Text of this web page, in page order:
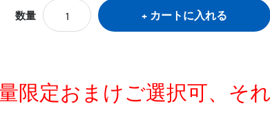
数量 カートに入れる
限定おまけご選択可、そ